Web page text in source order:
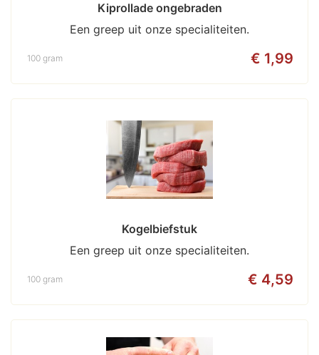
Kiprollade ongebraden
Een greep uit onze specialiteiten.
€ 1,99
100 gram
Kogelbiefstuk
Een greep uit onze specialiteiten.
€ 4,59
100 gram